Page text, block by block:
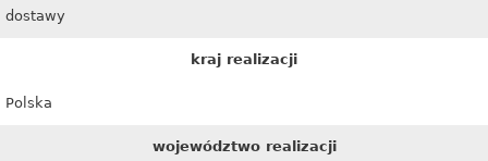
dostawy
kraj realizacji
Polska
województwo realizacji